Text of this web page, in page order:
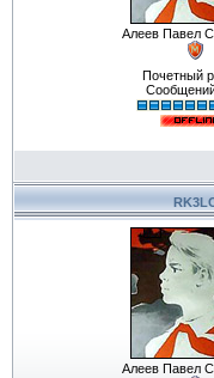
Алеев Павел
Почетный
Алеев Павел